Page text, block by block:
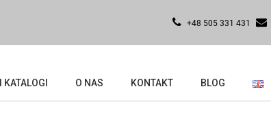
+48 505 331 431
O NAS KONTAKT BLOG